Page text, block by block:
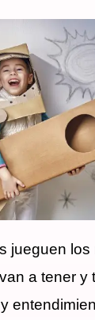
jueguen los
a tener y